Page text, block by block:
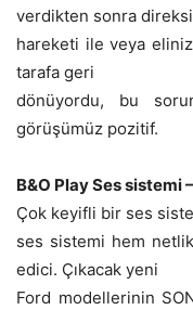
verdikten sonra
hareketi ile veya
tarafa geri
dönüyordu, bu
görüşümüz pozitif.
B&O Play Ses sistemi
Çok keyifli bir ses
ses sistemi hem
edici. Çıkacak yeni
Ford modellerinin